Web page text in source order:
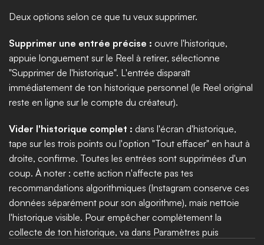
Deux options selon ce que tu veux supprimer.
Supprimer une entrée précise : ouvre l'historique,
appuie longuement sur le Reel à retirer, sélectionne
"Supprimer de l'historique". L'entrée disparaît
immédiatement de ton historique personnel (le Reel original
reste en ligne sur le compte du créateur).
Vider l'historique complet : dans l'écran d'historique,
tape sur les trois points ou l'option "Tout effacer" en haut à
droite, confirme. Toutes les entrées sont supprimées d'un
coup. À noter : cette action n'affecte pas tes
recommandations algorithmiques (Instagram conserve ces
données séparément pour son algorithme), mais nettoie
l'historique visible. Pour empêcher complètement la
collecte de ton historique, va dans Paramètres puis